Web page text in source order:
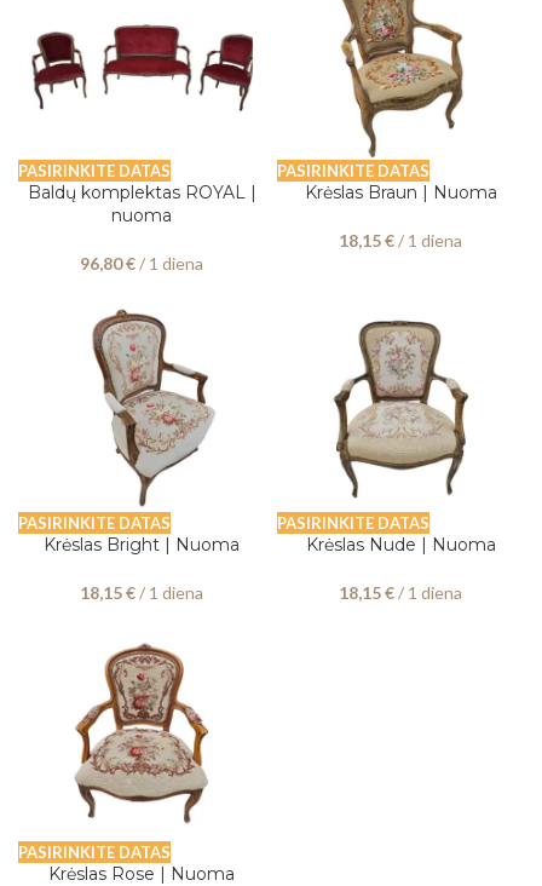
PASIRINKITE DATAS
Baldų komplektas ROYAL |
nuoma
96,80€/ 1 diena
PASIRINKITE DATAS
Krėslas Braun | Nuoma
18,15€/ 1 diena
PASIRINKITE DATAS
Krėslas Bright | Nuoma
18,15€/ 1 diena
PASIRINKITE DATAS
Krėslas Nude | Nuoma
18,15€/ 1 diena
PASIRINKITE DATAS
Krėslas Rose | Nuoma